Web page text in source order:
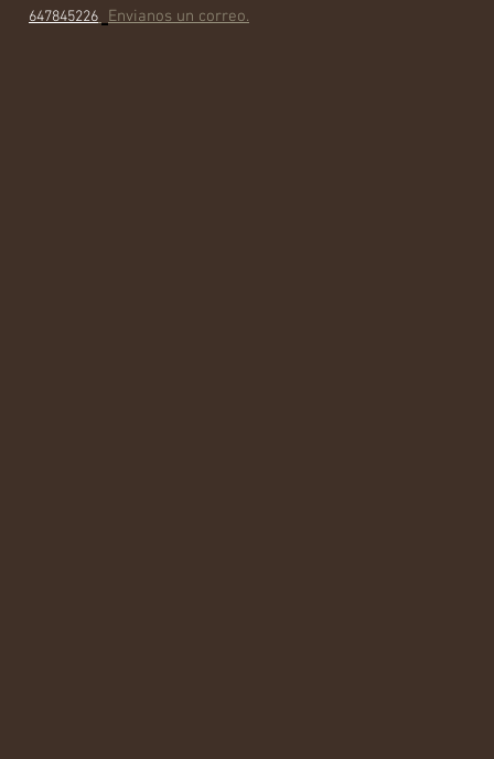
647845226 Envianos un correo.